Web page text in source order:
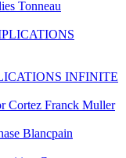
Tonneau
INFINITE
Franck Muller
Blancpain